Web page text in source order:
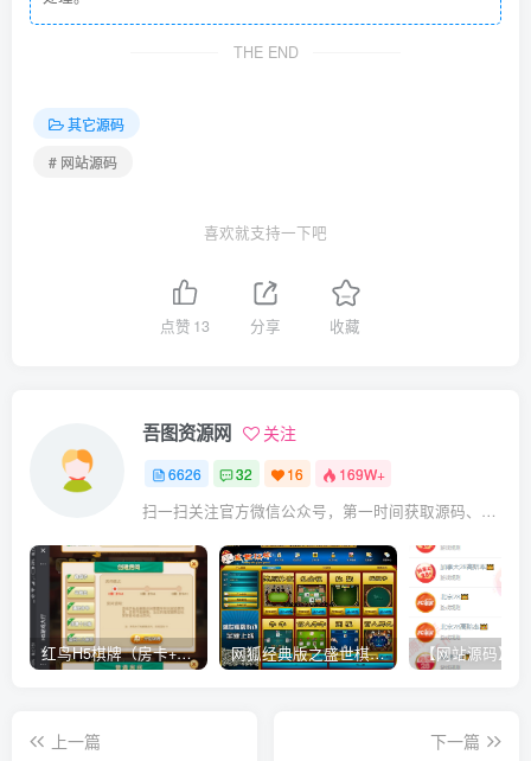
THE END
其它源码
# 网站源码
喜欢就支持一下吧
点赞 13 分享 收藏
吾图资源网 关注
6626 32 16 169W+
扫一扫关注官方微信公众号，第一时间获取源码、网赚项目资源教程，自媒体等知识干货，让互联网创业赚钱更简单。
红鸟H5棋牌（房卡+金币）全套双模式游戏源码 网狐经典版之盛世棋牌完整游戏源码（包含文档、架设教程、网站、源代码等）
上一篇
下一篇